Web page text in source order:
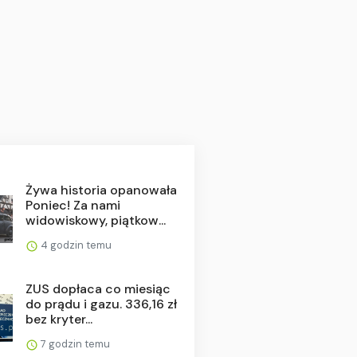
Żywa historia opanowała
Poniec! Za nami
widowiskowy, piątkow...
4 godzin temu
ZUS dopłaca co miesiąc
do prądu i gazu. 336,16 zł
bez kryter...
7 godzin temu